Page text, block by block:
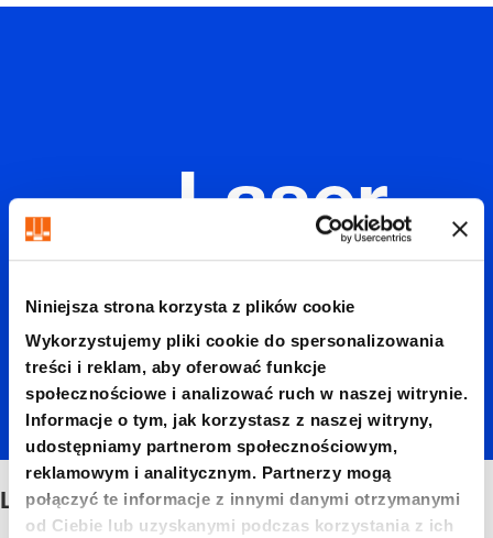
Niniejsza strona korzysta z plików cookie
Wykorzystujemy pliki cookie do spersonalizowania
treści i reklam, aby oferować funkcje
społecznościowe i analizować ruch w naszej witrynie.
Informacje o tym, jak korzystasz z naszej witryny,
udostępniamy partnerom społecznościowym,
reklamowym i analitycznym. Partnerzy mogą
połączyć te informacje z innymi danymi otrzymanymi
od Ciebie lub uzyskanymi podczas korzystania z ich
Laser
diffuse
sensor,
digital
Laser diffuse sensor, digital